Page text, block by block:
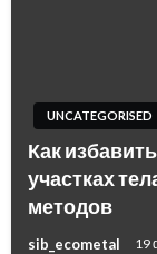
UNCATEGORISED
Как
участках
методов
sib_ecometal 19